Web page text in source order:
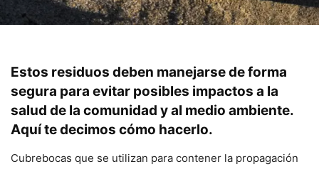
Estos residuos deben manejarse de forma
segura para evitar posibles impactos a la
salud de la comunidad y al medio ambiente.
Aquí te decimos cómo hacerlo.
Cubrebocas que se utilizan para contener la propagación